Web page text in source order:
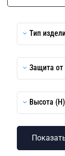
Тип
Защита от
Высота